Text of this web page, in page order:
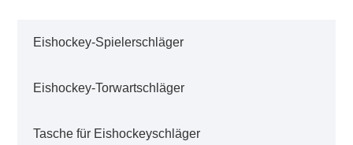
Eishockey-Spielerschläger
Eishockey-Torwartschläger
Tasche für Eishockeyschläger